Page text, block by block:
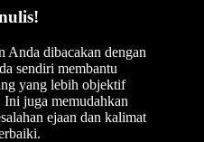
Anda dibacakan dengan
sendiri membantu
yang lebih objektif
juga memudahkan
ejaan dan kalimat